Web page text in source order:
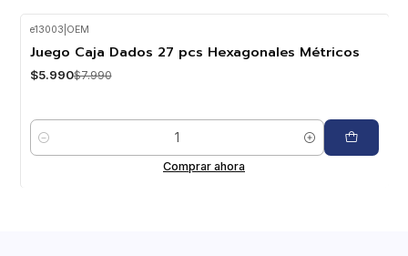
e13003 OEM
Juego Caja Dados 27 pcs Hexagonales Métricos
$5.990$7.990
Cantidad
Comprar ahora